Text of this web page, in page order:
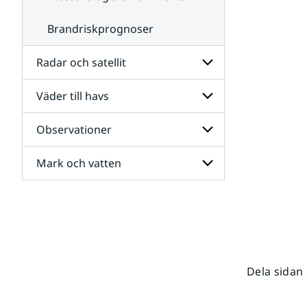
Brandriskprognoser
Radar och satellit
Undersidor
för
Radar
och
satellit
Väder till havs
Undersidor
för
Väder
till
havs
Observationer
Undersidor
för
Mark och vatten
Dela sidan